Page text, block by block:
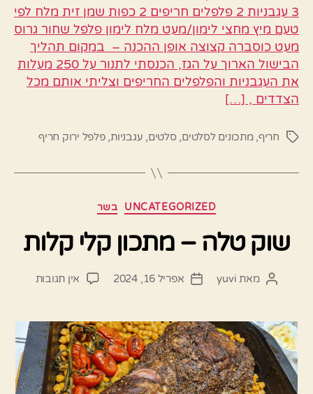
3 עגבניות 2 פלפלים חריפים 2 כפות שמן זית מלח לפי
טעם מיץ מחצי לימון/מעט מלח לימון פלפל שחור גרוס
מעט כוסברה קצוצה אופן ההכנה – במקום תהליך
הבישול הארוך על הגז, הכנסתי לתנור על 250 מעלות
את העגבניות והפלפלים החריפים וצליתי אותם מכל
הצדדים , […]
תגיותחריף,מתכונים לסלטים, סלטים, עגבניות,פלפל ירוק חריף
קטגוריות
UNCATEGORIZED בשר
שוק טלה – מתכון קלי קלות
המחבר
מאת yuvi
תאריךאפריל 16, 2024 אין תגובות
–
מתכון
קלי
קלות